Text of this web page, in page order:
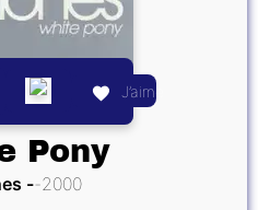
J’aime
Pony
2000